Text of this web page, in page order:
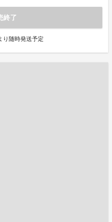
終了
り随時発送予定